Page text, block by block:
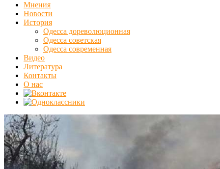
Мнения
Новости
История
Одесса дореволюционная
Одесса советская
Одесса современная
Видео
Литература
Контакты
О нас